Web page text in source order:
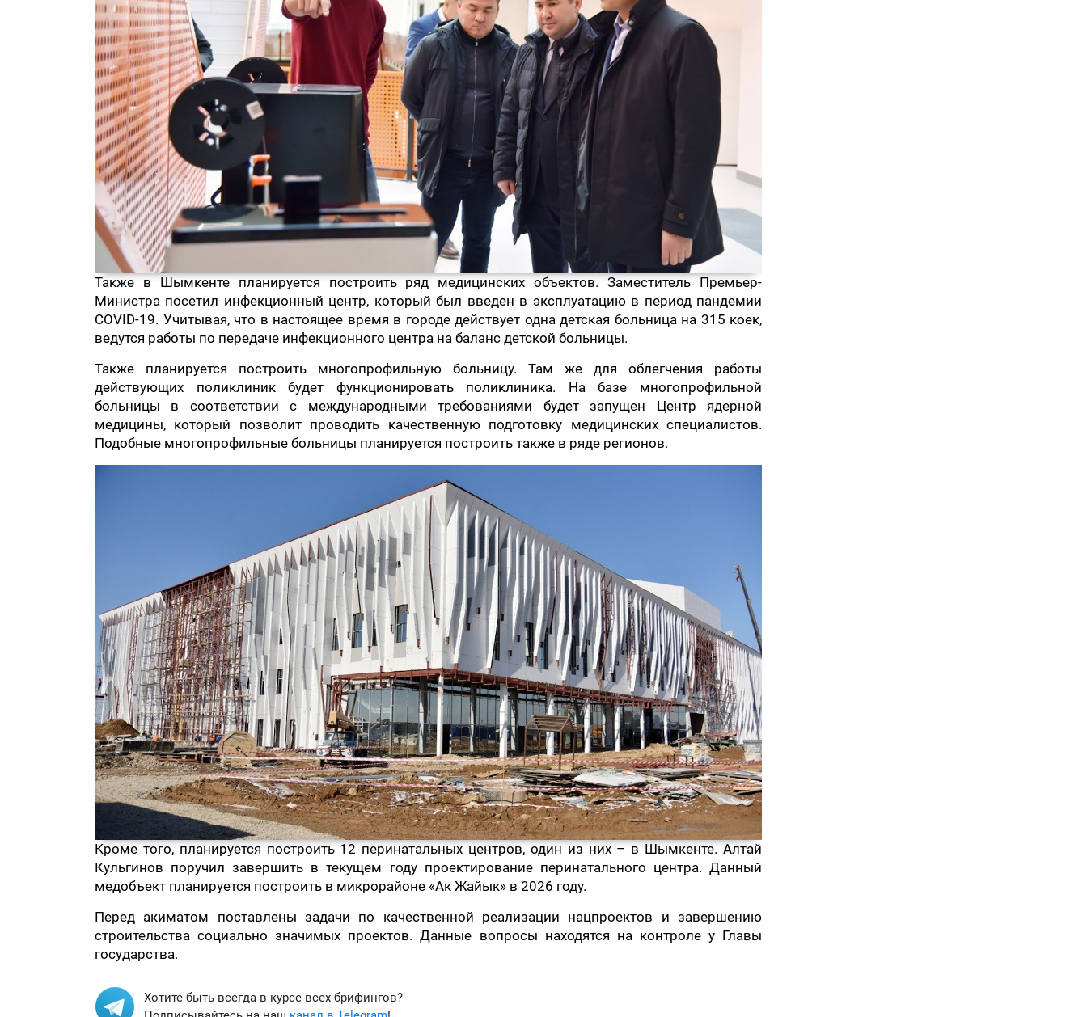
Также в Шымкенте планируется построить ряд медицинских объектов. Заместитель Премьер-
Министра посетил инфекционный центр, который был введен в эксплуатацию в период пандемии
COVID-19. Учитывая, что в настоящее время в городе действует одна детская больница на 315 коек,
ведутся работы по передаче инфекционного центра на баланс детской больницы.
Также планируется построить многопрофильную больницу. Там же для облегчения работы
действующих поликлиник будет функционировать поликлиника. На базе многопрофильной
больницы в соответствии с международными требованиями будет запущен Центр ядерной
медицины, который позволит проводить качественную подготовку медицинских специалистов.
Подобные многопрофильные больницы планируется построить также в ряде регионов.
Кроме того, планируется построить 12 перинатальных центров, один из них – в Шымкенте. Алтай
Кульгинов поручил завершить в текущем году проектирование перинатального центра. Данный
медобъект планируется построить в микрорайоне «Ак Жайык» в 2026 году.
Перед акиматом поставлены задачи по качественной реализации нацпроектов и завершению
строительства социально значимых проектов. Данные вопросы находятся на контроле у Главы
государства.
Хотите быть всегда в курсе всех брифингов?